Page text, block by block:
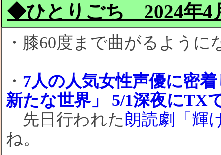
◆ひとりごち 2024年4
・膝60度まで曲がるよう
・ 7人の人気女性声優に密
新たな世界」 5/1深夜にTX
先日行われた朗読劇「輝
ね。